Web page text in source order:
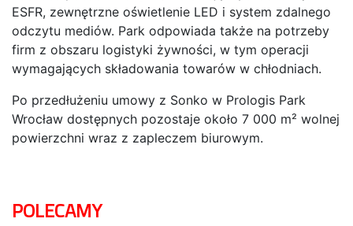
ESFR, zewnętrzne oświetlenie LED i system zdalnego
odczytu mediów. Park odpowiada także na potrzeby
firm z obszaru logistyki żywności, w tym operacji
wymagających składowania towarów w chłodniach.
Po przedłużeniu umowy z Sonko w Prologis Park
Wrocław dostępnych pozostaje około 7 000 m² wolnej
powierzchni wraz z zapleczem biurowym.
POLECAMY